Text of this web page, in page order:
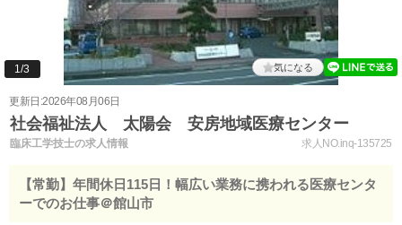
1/3 気になる
更新日:2026年08月06日
社会福祉法人 太陽会 安房地域医療センター
臨床工学技士の求人情報 求人NO.inq-135725
【常勤】年間休日115日！幅広い業務に携われる医療センタ
ーでのお仕事＠館山市